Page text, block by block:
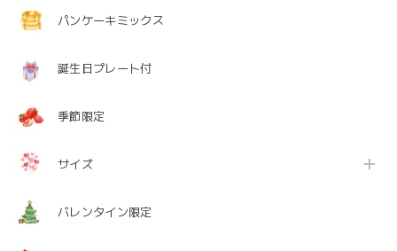
パンケーキミックス
誕生日プレート付
季節限定
サイズ
バレンタイン限定